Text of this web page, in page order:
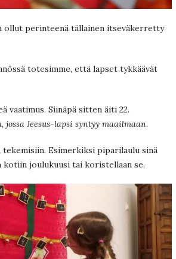
ollut perinteenä tällainen itseväkerretty
totesimme, että lapset tykkäävät
vaatimus. Siinäpä sitten äiti 22.
Jeesus-lapsi syntyy maailmaan.
Esimerkiksi piparilaulu sinä
kotiin joulukuusi tai koristellaan se.